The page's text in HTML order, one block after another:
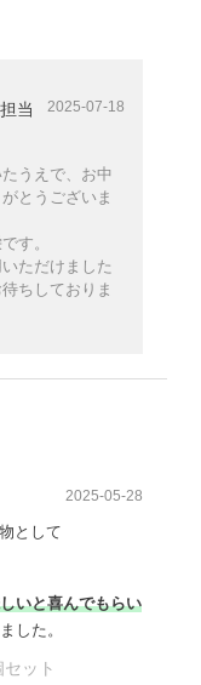
当 2025-07-18
うえで、お中
とうございま
す。
ただけました
ちしておりま
2025-05-28
として
いと喜んでもらい
した。
ット